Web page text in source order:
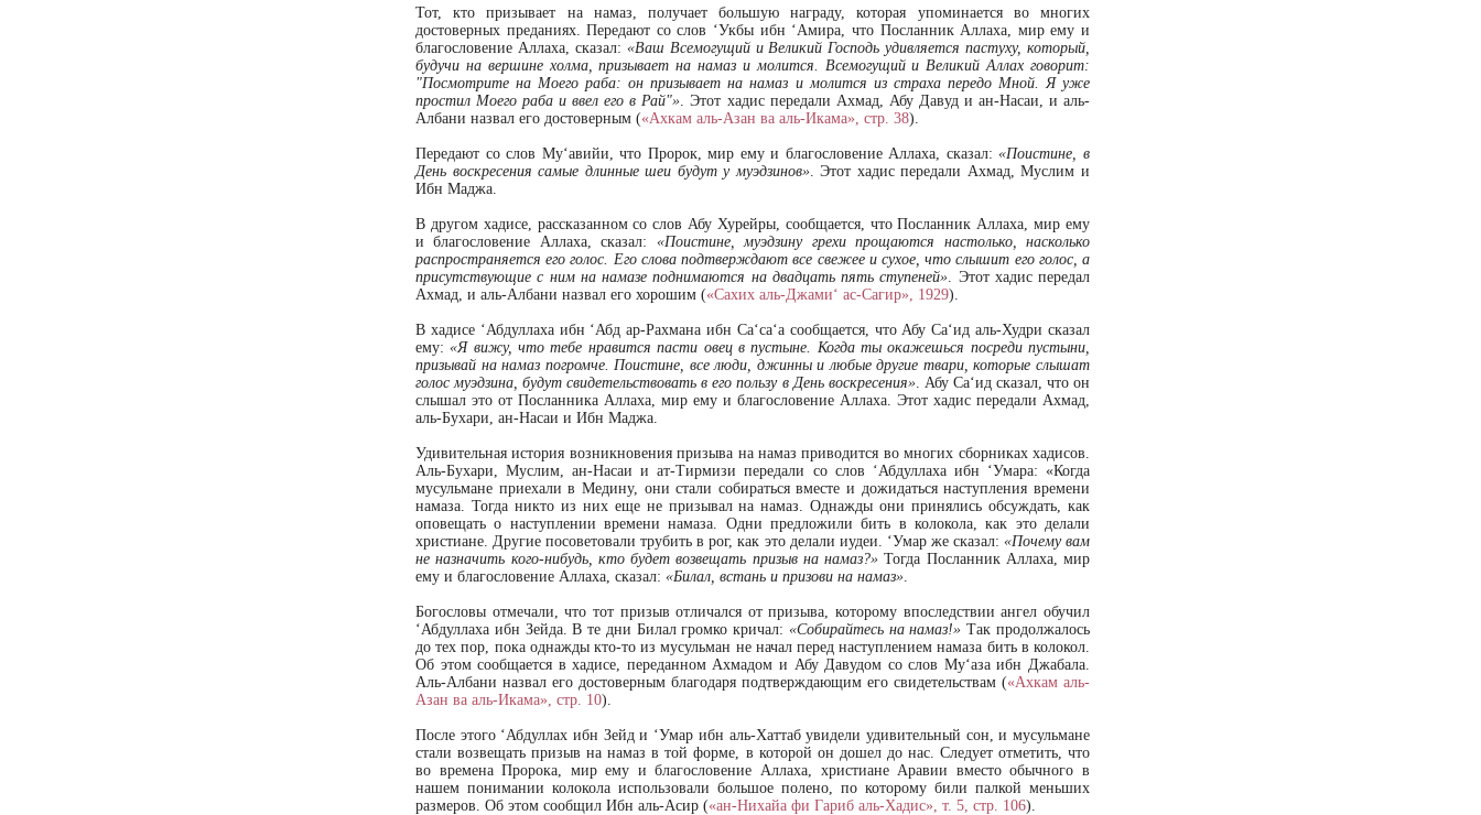
Тот, кто призывает на намаз, получает большую награду, которая упоминается во многих
достоверных преданиях. Передают со слов ‘Укбы ибн ‘Амира, что Посланник Аллаха, мир ему и
благословение Аллаха, сказал: «Ваш Всемогущий и Великий Господь удивляется пастуху, который,
будучи на вершине холма, призывает на намаз и молится. Всемогущий и Великий Аллах говорит:
"Посмотрите на Моего раба: он призывает на намаз и молится из страха передо Мной. Я уже
простил Моего раба и ввел его в Рай"». Этот хадис передали Ахмад, Абу Давуд и ан-Насаи, и аль-
Албани назвал его достоверным («Ахкам аль-Азан ва аль-Икама», стр. 38).
Передают со слов Му‘авийи, что Пророк, мир ему и благословение Аллаха, сказал:«Поистине, в
День воскресения самые длинные шеи будут у муэдзинов». Этот хадис передали Ахмад, Муслим и
Ибн Маджа.
В другом хадисе, рассказанном со слов Абу Хурейры, сообщается, что Посланник Аллаха, мир ему
и благословение Аллаха, сказал: «Поистине, муэдзину грехи прощаются настолько, насколько
распространяется его голос. Его слова подтверждают все свежее и сухое, что слышит его голос, а
присутствующие с ним на намазе поднимаются на двадцать пять ступеней». Этот хадис передал
Ахмад, и аль-Албани назвал его хорошим («Сахих аль-Джами‘ ас-Сагир», 1929).
В хадисе ‘Абдуллаха ибн ‘Абд ар-Рахмана ибн Са‘са‘а сообщается, что Абу Са‘ид аль-Худри сказал
ему:«Я вижу, что тебе нравится пасти овец в пустыне. Когда ты окажешься посреди пустыни,
призывай на намаз погромче. Поистине, все люди, джинны и любые другие твари, которые слышат
голос муэдзина, будут свидетельствовать в его пользу в День воскресения». Абу Са‘ид сказал, что он
слышал это от Посланника Аллаха, мир ему и благословение Аллаха. Этот хадис передали Ахмад,
аль-Бухари, ан-Насаи и Ибн Маджа.
Удивительная история возникновения призыва на намаз приводится во многих сборниках хадисов.
Аль-Бухари, Муслим, ан-Насаи и ат-Тирмизи передали со слов ‘Абдуллаха ибн ‘Умара: «Когда
мусульмане приехали в Медину, они стали собираться вместе и дожидаться наступления времени
намаза. Тогда никто из них еще не призывал на намаз. Однажды они принялись обсуждать, как
оповещать о наступлении времени намаза. Одни предложили бить в колокола, как это делали
христиане. Другие посоветовали трубить в рог, как это делали иудеи. ‘Умар же сказал: «Почему вам
не назначить кого-нибудь, кто будет возвещать призыв на намаз?» Тогда Посланник Аллаха, мир
ему и благословение Аллаха, сказал: «Билал, встань и призови на намаз».
Богословы отмечали, что тот призыв отличался от призыва, которому впоследствии ангел обучил
‘Абдуллаха ибн Зейда. В те дни Билал громко кричал: «Собирайтесь на намаз!» Так продолжалось
до тех пор, пока однажды кто-то из мусульман не начал перед наступлением намаза бить в колокол.
Об этом сообщается в хадисе, переданном Ахмадом и Абу Давудом со слов Му‘аза ибн Джабала.
Аль-Албани назвал его достоверным благодаря подтверждающим его свидетельствам («Ахкам аль-
Азан ва аль-Икама», стр. 10).
После этого ‘Абдуллах ибн Зейд и ‘Умар ибн аль-Хаттаб увидели удивительный сон, и мусульмане
стали возвещать призыв на намаз в той форме, в которой он дошел до нас. Следует отметить, что
во времена Пророка, мир ему и благословение Аллаха, христиане Аравии вместо обычного в
нашем понимании колокола использовали большое полено, по которому били палкой меньших
размеров. Об этом сообщил Ибн аль-Асир («ан-Нихайа фи Гариб аль-Хадис», т. 5, стр. 106).